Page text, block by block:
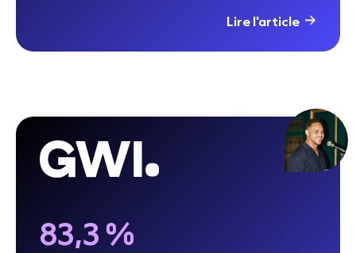
Lire l'article
83,3 %